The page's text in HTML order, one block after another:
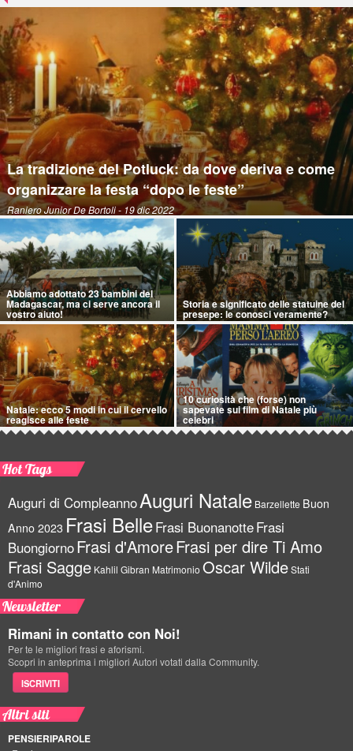
La tradizione del Potluck: da dove deriva e come
organizzare la festa “dopo le feste”
Raniero Junior De Bortoli- 19 dic 2022
Abbiamo adottato 23 bambini del
Madagascar, ma ci serve ancora il
vostro aiuto!
Storia e significato delle statuine del
presepe: le conosci veramente?
Natale: ecco 5 modi in cui il cervello
reagisce alle feste
10 curiosità che (forse) non
sapevate sui film di Natale più
celebri
Hot Tags
Auguri di CompleannoAuguri Natale Barzellette Buon
Anno 2023 Frasi BelleFrasi BuonanotteFrasi
BuongiornoFrasi d'AmoreFrasi per dire Ti Amo
Frasi Sagge Kahlil Gibran Matrimonio Oscar WildeStati
d'Animo
Newsletter
Rimani in contatto con Noi!
Per te le migliori frasi e aforismi.
Scopri in anteprima i migliori Autori votati dalla Community.
ISCRIVITI
Altri siti
PENSIERIPAROLE